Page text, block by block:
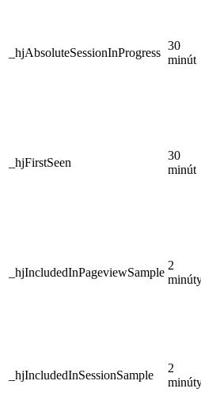
_hjAbsoluteSessionInProgress
30
minút
_hjFirstSeen
30
minút
_hjIncludedInPageviewSample
2
_hjIncludedInSessionSample
2